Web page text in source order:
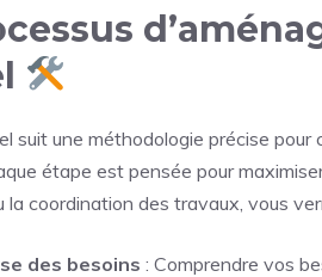
suit une méthodologie précise
étape est pensée pour
la coordination des travaux, vous
des besoins : Comprendre vos